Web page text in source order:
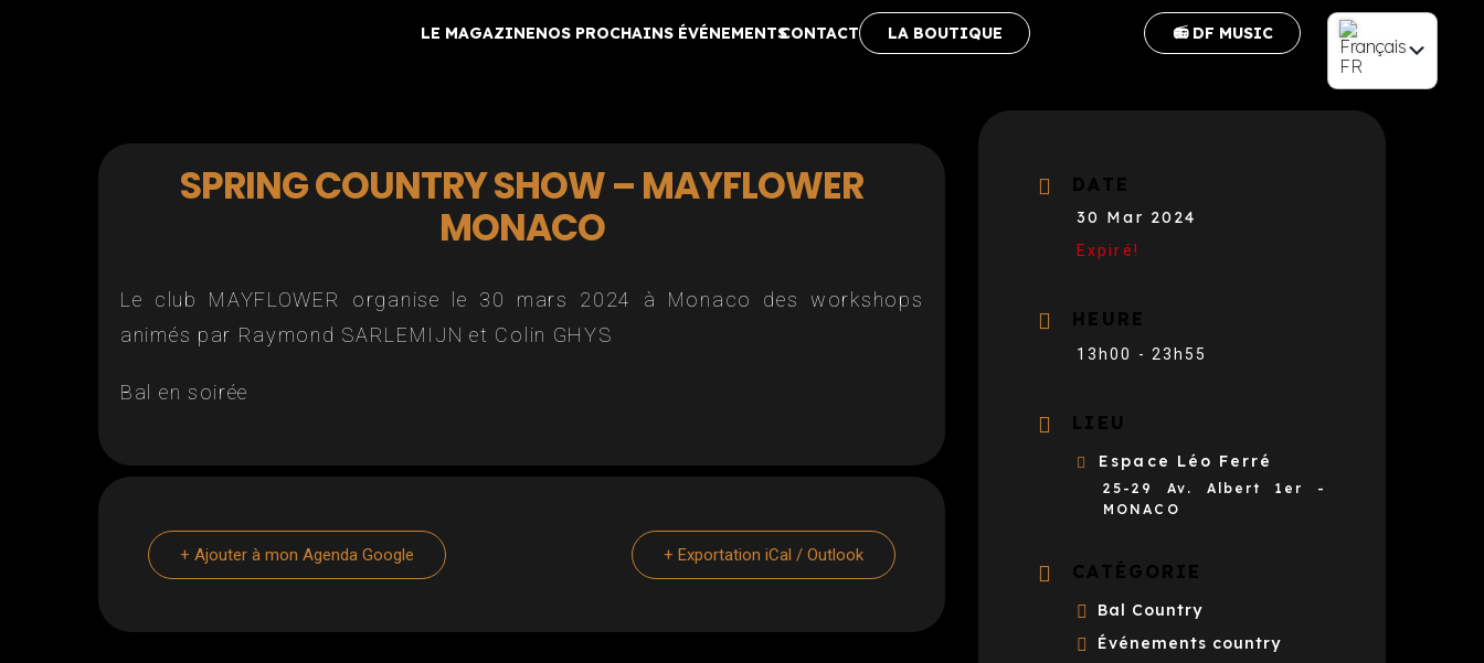
LE MAGAZINENOS PROCHAINS ÉVÉNEMENTSCONTACT LA BOUTIQUE 📻 DF MUSIC
FR
EN
SPRING COUNTRY SHOW – MAYFLOWER
MONACO
Le club MAYFLOWER organise le 30 mars 2024 à Monaco des workshops
animés par Raymond SARLEMIJN et Colin GHYS
Bal en soirée
+ Ajouter à mon Agenda Google + Exportation iCal / Outlook
DATE
30 Mar 2024
Expiré!
HEURE
13h00 - 23h55
LIEU
Espace Léo Ferré
25-29 Av. Albert 1er -
MONACO
CATÉGORIE
Bal Country
Événements country